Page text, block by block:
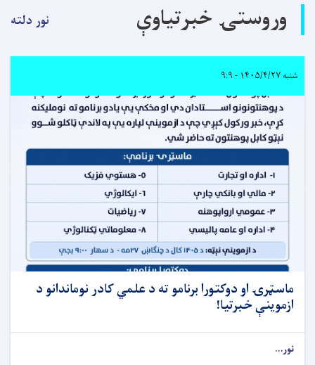
وروستۍ خبرتیاوې نور دلته
شنبه ۱۴۰۵/۴/۲۷ - ۹:۹
ماسټرۍ او دوکتورا برنامو ته د علمي کادر نوماندانو د
ازموینې خبرتیا!
نور...